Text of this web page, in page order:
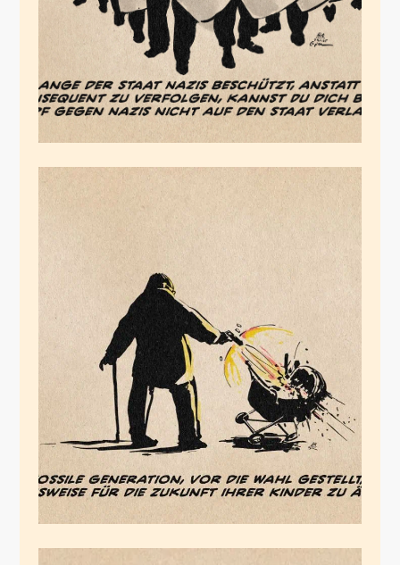
Wir sind das Schicksal
der Nachgeborenen
November 28, 2025